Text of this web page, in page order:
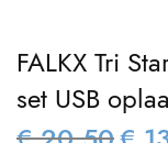
FALKX Tri
set USB